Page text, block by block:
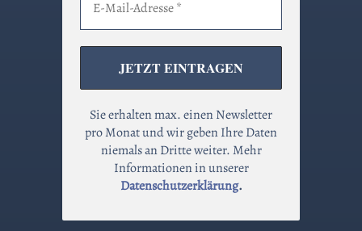
Sie erhalten max. einen Newsletter
pro Monat und wir geben Ihre Daten
niemals an Dritte weiter. Mehr
Informationen in unserer
Datenschutzerklärung.